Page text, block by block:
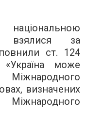
взялися за
ст. 124
«Україна може
визначених